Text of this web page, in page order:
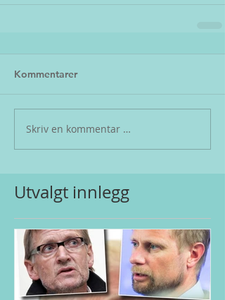
Kommentarer
Skriv en kommentar …
Utvalgt innlegg